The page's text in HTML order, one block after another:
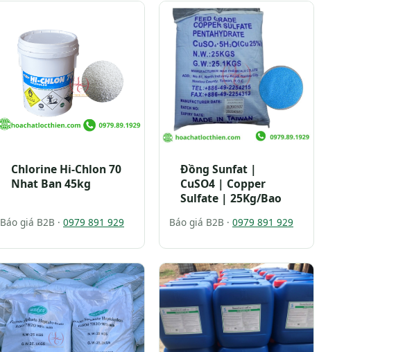
Chlorine Hi-Chlon 70
Nhat Ban 45kg
Báo giá B2B · 0979 891 929
Đồng Sunfat |
CuSO4 | Copper
Sulfate | 25Kg/Bao
Báo giá B2B · 0979 891 929